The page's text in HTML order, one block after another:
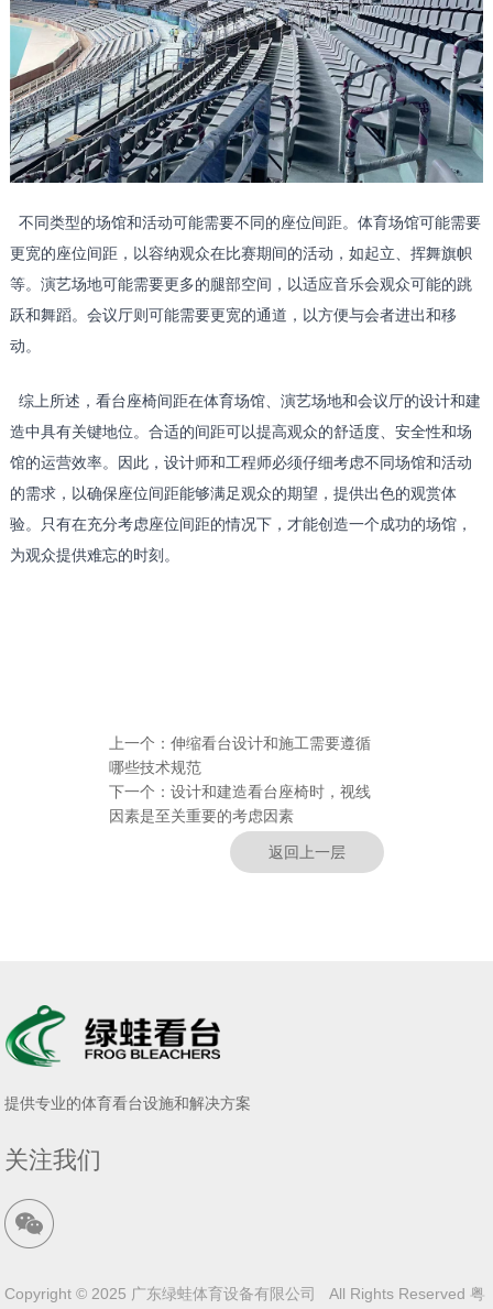
不同类型的场馆和活动可能需要不同的座位间距。体育场馆可能需要
更宽的座位间距，以容纳观众在比赛期间的活动，如起立、挥舞旗帜
等。演艺场地可能需要更多的腿部空间，以适应音乐会观众可能的跳
跃和舞蹈。会议厅则可能需要更宽的通道，以方便与会者进出和移
动。
综上所述，看台座椅间距在体育场馆、演艺场地和会议厅的设计和建
造中具有关键地位。合适的间距可以提高观众的舒适度、安全性和场
馆的运营效率。因此，设计师和工程师必须仔细考虑不同场馆和活动
的需求，以确保座位间距能够满足观众的期望，提供出色的观赏体
验。只有在充分考虑座位间距的情况下，才能创造一个成功的场馆，
为观众提供难忘的时刻。
上一个： 伸缩看台设计和施工需要遵循
哪些技术规范
下一个： 设计和建造看台座椅时，视线
因素是至关重要的考虑因素
返回上一层
提供专业的体育看台设施和解决方案
关注我们
Copyright © 2025 广东绿蛙体育设备有限公司 All Rights Reserved 粤